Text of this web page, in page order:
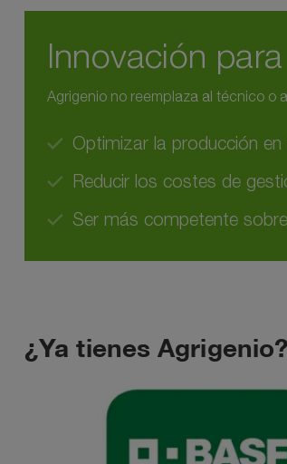
Innovación
Agrigenio no reemplaza al técnico o
Optimizar la producción
Reducir los costes de
Ser más competente
¿Ya tienes Agrigenio?